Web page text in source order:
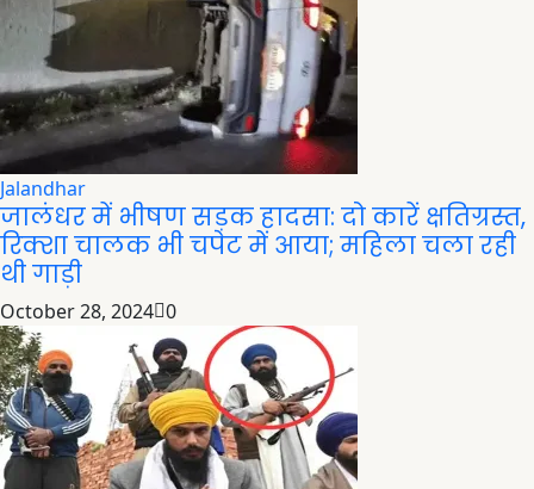
Jalandhar
जालंधर में भीषण सड़क हादसा: दो कारें क्षतिग्रस्त,
रिक्शा चालक भी चपेट में आया; महिला चला रही
थी गाड़ी
October 28, 2024 0